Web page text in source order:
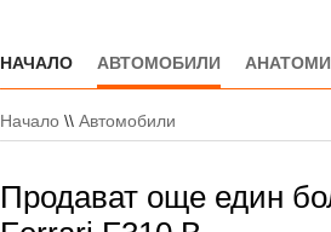
НАЧАЛО АВТОМОБИЛИ
Начало \\ Автомобили
Продават още един